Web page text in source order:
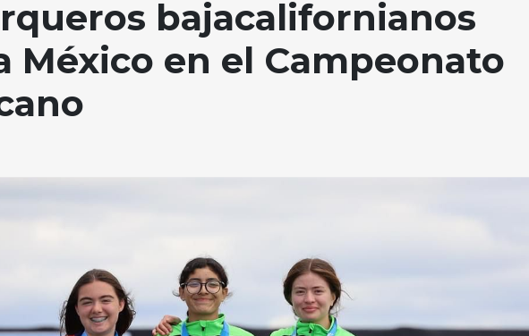
bajacalifornianos
México en el Campeonato